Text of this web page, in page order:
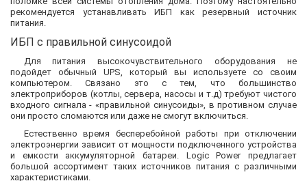
рекомендуется устанавливать ИБП как резервный источник
питания.
ИБП с правильной синусоидой
Для питания высокочувствительного оборудования не
подойдет обычный UPS, который вы используете со своим
компьютером. Связано это с тем, что большинство
электроприборов (котлы, сервера, насосы и т.д) требуют чистого
входного сигнала - «правильной синусоиды», в противном случае
они просто сломаются или даже не смогут включиться.
Естественно время бесперебойной работы при отключении
электроэнергии зависит от мощности подключенного устройства
и емкости аккумуляторной батареи. Logic Power предлагает
большой ассортимент таких источников питания с различными
характеристиками.